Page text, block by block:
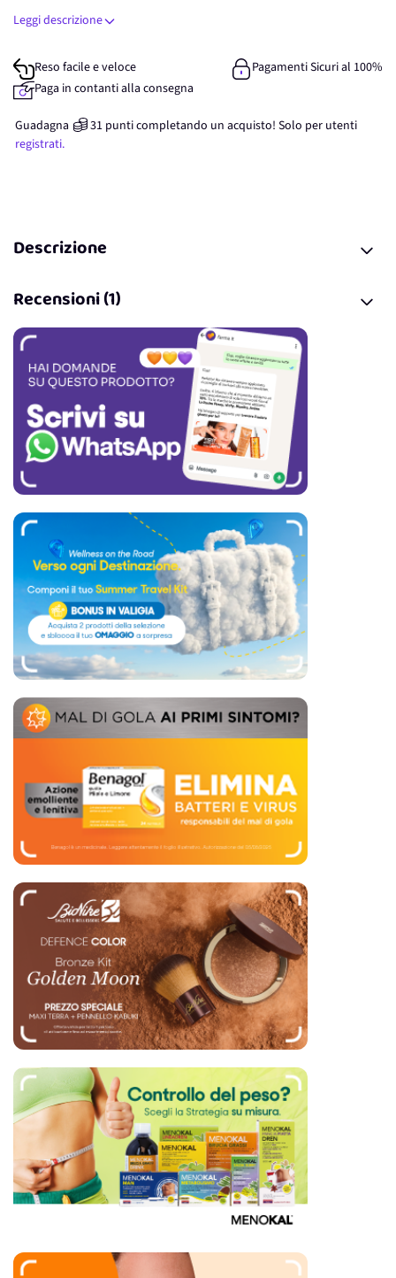
Leggi descrizione
Reso facile e veloce
Pagamenti Sicuri al 100%
Paga in contanti alla consegna
Guadagna 31 punticompletando un acquisto! Solo per utenti
registrati.
Descrizione
Recensioni (1)